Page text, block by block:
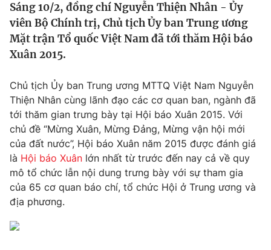
Thế giới
Tin tức
Thế giới đó đây
Câu chuyện quốc tế
Kinh tế
Thị trường
Góc doanh nghiệp
Dữ liệu và đời sống
Truyền hình
Phim VTV
Hậu trường
Nhân vật
Giải trí
Điện ảnh
Âm nhạc
Sao
Đời sống
Giáo dục
Sáng 10/2, đồng chí Nguyễn Thiện Nhân - Ủy
viên Bộ Chính trị, Chủ tịch Ủy ban Trung ương
Mặt trận Tổ quốc Việt Nam đã tới thăm Hội báo
Xuân 2015.
Chủ tịch Ủy ban Trung ương MTTQ Việt Nam Nguyễn
Thiện Nhân cùng lãnh đạo các cơ quan ban, ngành đã
tới thăm gian trưng bày tại Hội báo Xuân 2015. Với
chủ đề “Mừng Xuân, Mừng Đảng, Mừng vận hội mới
của đất nước”, Hội báo Xuân năm 2015 được đánh giá
là Hội báo Xuân lớn nhất từ trước đến nay cả về quy
mô tổ chức lẫn nội dung trưng bày với sự tham gia
của 65 cơ quan báo chí, tổ chức Hội ở Trung ương và
địa phương.